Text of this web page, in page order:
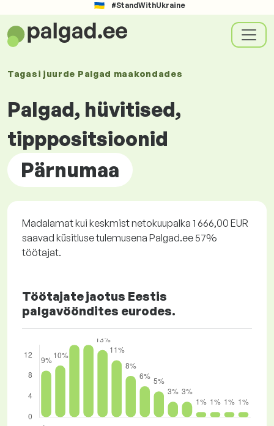
#StandWithUkraine
Tagasi juurde Palgad maakondades
Palgad, hüvitised,
tipppositsioonid
Pärnumaa
Madalamat kui keskmist netokuupalka 1 666,00 EUR
saavad küsitluse tulemusena Palgad.ee 57%
töötajat.
Töötajate jaotus Eestis
palgavööndites eurodes.